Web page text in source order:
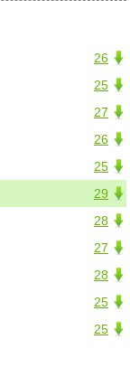
26
25
27
26
25
29
28
27
28
25
25